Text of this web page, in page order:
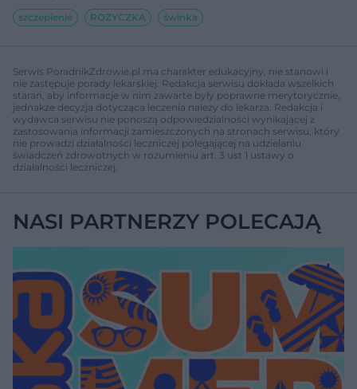
szczepienie ROZYCZKA świnka
Serwis PoradnikZdrowie.pl ma charakter edukacyjny, nie stanowi i
nie zastępuje porady lekarskiej. Redakcja serwisu dokłada wszelkich
starań, aby informacje w nim zawarte były poprawne merytorycznie,
jednakże decyzja dotycząca leczenia należy do lekarza. Redakcja i
wydawca serwisu nie ponoszą odpowiedzialności wynikającej z
zastosowania informacji zamieszczonych na stronach serwisu, który
nie prowadzi działalności leczniczej polegającej na udzielaniu
świadczeń zdrowotnych w rozumieniu art. 3 ust 1 ustawy o
działalności leczniczej.
NASI PARTNERZY POLECAJĄ